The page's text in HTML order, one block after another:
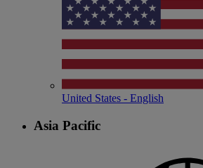
United States - English
Asia Pacific